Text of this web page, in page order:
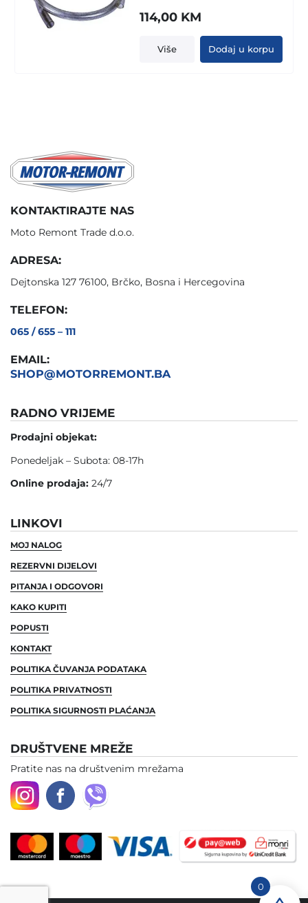
114,00 KM
Više Dodaj u korpu
KONTAKTIRAJTE NAS
Moto Remont Trade d.o.o.
ADRESA:
Dejtonska 127 76100, Brčko, Bosna i Hercegovina
TELEFON:
065 / 655 – 111
EMAIL:
SHOP@MOTORREMONT.BA
RADNO VRIJEME
Prodajni objekat:
Ponedeljak – Subota: 08-17h
Online prodaja: 24/7
LINKOVI
MOJ NALOG
REZERVNI DIJELOVI
PITANJA I ODGOVORI
KAKO KUPITI
POPUSTI
KONTAKT
POLITIKA ČUVANJA PODATAKA
POLITIKA PRIVATNOSTI
POLITIKA SIGURNOSTI PLAĆANJA
DRUŠTVENE MREŽE
Pratite nas na društvenim mrežama
0